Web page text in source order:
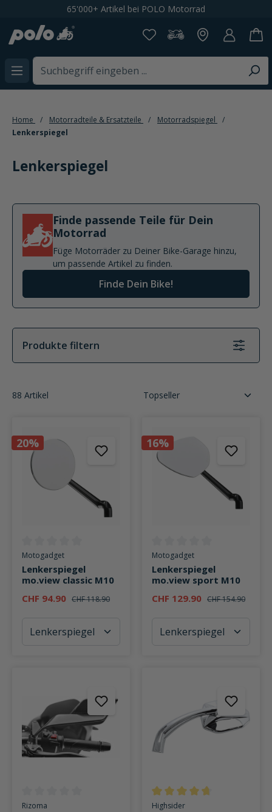
65'000+ Artikel bei POLO Motorrad
Home Motorradteile & Ersatzteile
Motorradspiegel
Lenkerspiegel
Lenkerspiegel
Finde passende Teile für Dein
Motorrad
Füge Motorräder zu Deiner Bike-Garage hinzu,
um passende Artikel zu finden.
Finde Dein Bike!
Produkte filtern
88 Artikel
20%
Durchschnittliche Bewertung von 0 von 5 Sternen
Motogadget
Lenkerspiegel
mo.view classic M10
CHF 94.90 CHF 118.90
16%
Durchschnittliche Bewertung
Motogadget
Lenkerspiegel
mo.view sport M10
CHF 129.90 CHF 154.90
Durchschnittliche Bewertung von 0 von 5 Sternen
Rizoma Durchschnittliche Bewertung
Highsider